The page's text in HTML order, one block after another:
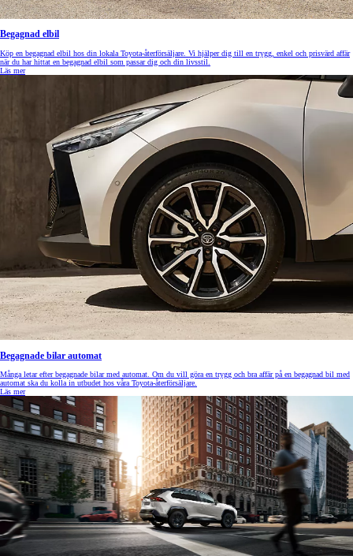
Begagnad elbil
Köp en begagnad elbil hos din lokala Toyota-återförsäljare. Vi hjälper dig till en trygg, enkel och prisvärd affär
när du har hittat en begagnad elbil som passar dig och din livsstil.
Läs mer
Begagnade bilar automat
Många letar efter begagnade bilar med automat. Om du vill göra en trygg och bra affär på en begagnad bil med
automat ska du kolla in utbudet hos våra Toyota-återförsäljare.
Läs mer